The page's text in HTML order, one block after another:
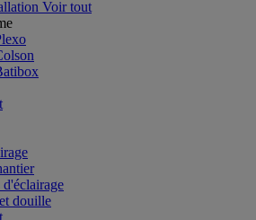
Voir tout
d'éclairage
douille